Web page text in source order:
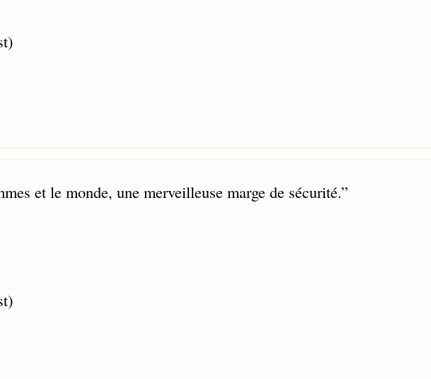
et le monde, une merveilleuse marge de sécurité.”